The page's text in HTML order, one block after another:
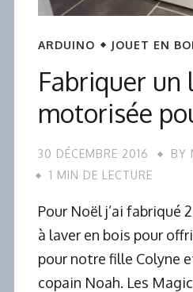
ARDUINO JOUET EN
Fabriquer un
motorisée
30 DÉCEMBRE 2016 BY
1 MIN DE LECTURE
Pour Noël j’ai fabriqué
à laver en bois pour
pour notre fille Colyne
copain Noah. Les